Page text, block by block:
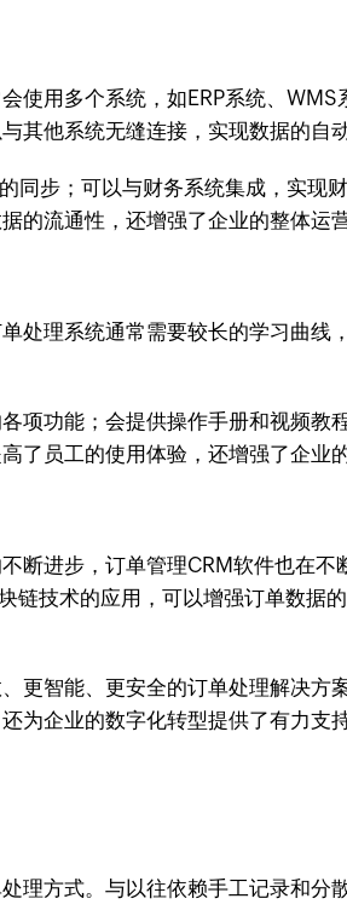
使用多个系统，如ERP系统、
其他系统无缝连接，实现数据的自
同步；可以与财务系统集成，实现
的流通性，还增强了企业的整体运营
处理系统通常需要较长的学习曲
项功能；会提供操作手册和视频
了员工的使用体验，还增强了企业
断进步，订单管理CRM软件也在
技术的应用，可以增强订单数据
更智能、更安全的订单处理解决
为企业的数字化转型提供了有力支持
理方式。与以往依赖手工记录和